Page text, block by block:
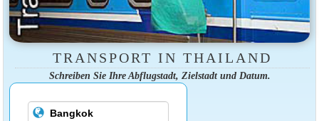
TRANSPORT IN THAILAND
Schreiben Sie Ihre Abflugstadt, Zielstadt und Datum.